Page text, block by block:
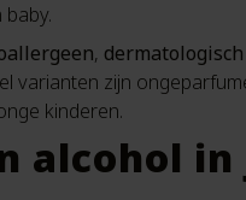
,
varianten zijn
kinderen.
alcohol